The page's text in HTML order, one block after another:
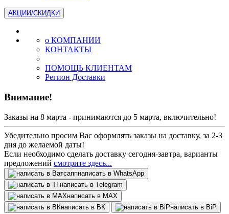
АКЦИИ/СКИДКИ
о КОМПАНИИ
КОНТАКТЫ
ПОМОЩЬ КЛИЕНТАМ
Регион Доставки
Внимание!
Заказы на 8 марта - принимаются до 5 марта, включительно!
Убедительно просим Вас оформлять заказы на доставку, за 2-3
дня до желаемой даты!
Если необходимо сделать доставку сегодня-завтра, варианты
предложений смотрите здесь...
написать в WhatsApp
написать в Telegram
написать в МАХ
написать в ВК
написать в BiP